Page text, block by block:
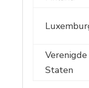
Verenigde
Staten